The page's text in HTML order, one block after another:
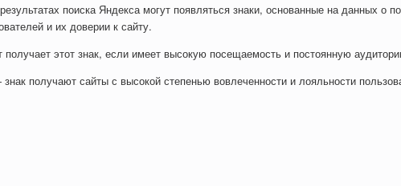
поиска Яндекса могут появляться знаки, основанные на данных о
и их доверии к сайту.
этот знак, если имеет высокую посещаемость и постоянную
получают сайты с высокой степенью вовлеченности и лояльности